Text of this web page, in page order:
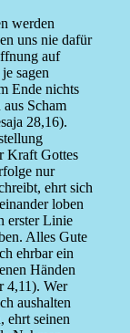
werden
uns nie dafür
auf
sagen
Ende nichts
Scham
28,16).
Kraft Gottes
nur
ehrt sich
loben
erster Linie
Alles Gute
ehrbar ein
Händen
4,11). Wer
aushalten
ehrt seinen